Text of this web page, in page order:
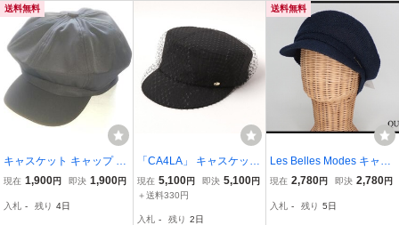
5
送料無料
キャスケット キャップ 帽
子 黒 ブラック
現在 1,900円 即決 1,900円
入札 - 残り 4日
「CA4LA」 キャスケット
ONESIZE ブラック レデ
ィース
現在 5,100円 即決 5,100円
＋送料330円
入札 - 残り 2日
送料無料
Les Belles Modes キャッ
プ・56～58cm★ベルモー
レディース/@B1/26葉1-1
現在 2,780円 即決 2,780円
入札 - 残り 5日